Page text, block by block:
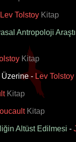
Lev Tolstoy Kitap
Antropoloji
Kitap
Üzerine - Lev Tolstoy
Kitap
Kitap
Altüst Edilmesi -